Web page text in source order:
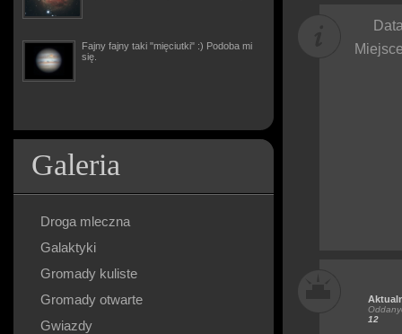
Fajny fajny taki "mięciutki" :) Podoba mi
się.
Galeria
Droga mleczna
Galaktyki
Gromady kuliste
Gromady otwarte
Gwiazdy
12